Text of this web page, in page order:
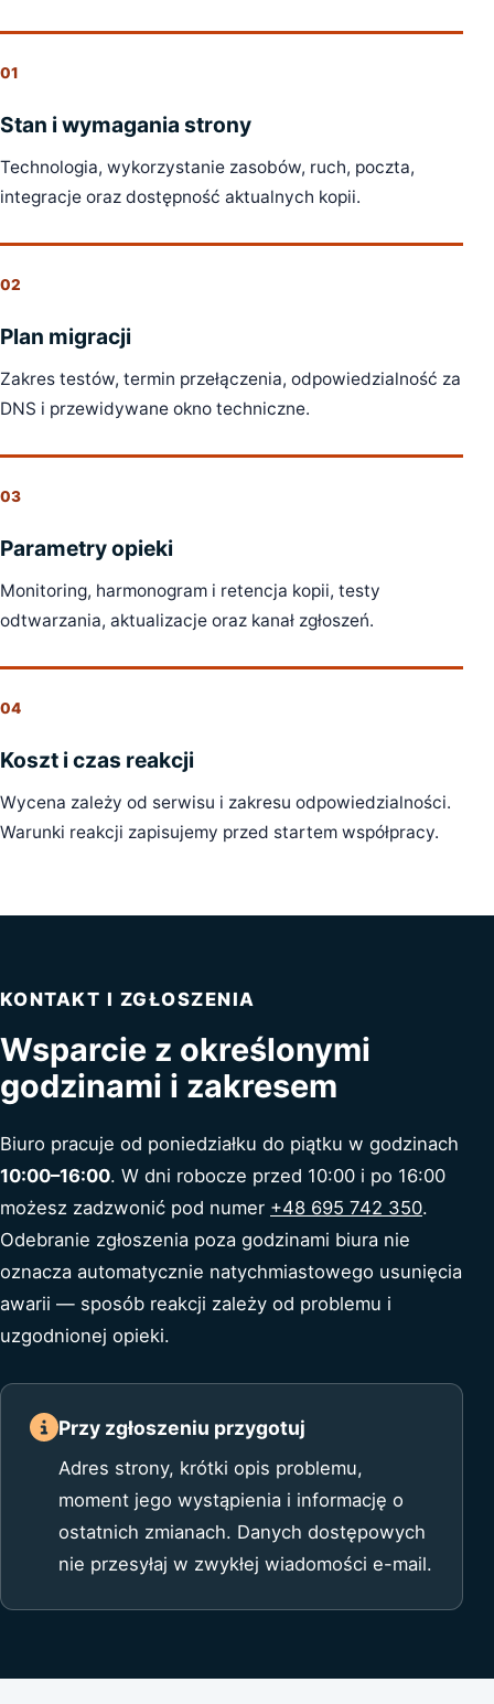
01
Stan i wymagania strony
Technologia, wykorzystanie zasobów, ruch, poczta,
integracje oraz dostępność aktualnych kopii.
02
Plan migracji
Zakres testów, termin przełączenia, odpowiedzialność za
DNS i przewidywane okno techniczne.
03
Parametry opieki
Monitoring, harmonogram i retencja kopii, testy
odtwarzania, aktualizacje oraz kanał zgłoszeń.
04
Koszt i czas reakcji
Wycena zależy od serwisu i zakresu odpowiedzialności.
Warunki reakcji zapisujemy przed startem współpracy.
KONTAKT I ZGŁOSZENIA
Wsparcie z określonymi
godzinami i zakresem
Biuro pracuje od poniedziałku do piątku w godzinach
10:00–16:00. W dni robocze przed 10:00 i po 16:00
możesz zadzwonić pod numer +48 695 742 350.
Odebranie zgłoszenia poza godzinami biura nie
oznacza automatycznie natychmiastowego usunięcia
awarii — sposób reakcji zależy od problemu i
uzgodnionej opieki.
Przy zgłoszeniu przygotuj
Adres strony, krótki opis problemu,
moment jego wystąpienia i informację o
ostatnich zmianach. Danych dostępowych
nie przesyłaj w zwykłej wiadomości e-mail.